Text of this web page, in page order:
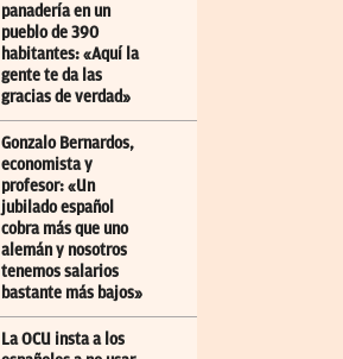
panadería en un
pueblo de 390
habitantes: «Aquí la
gente te da las
gracias de verdad»
Gonzalo Bernardos,
economista y
profesor: «Un
jubilado español
cobra más que uno
alemán y nosotros
tenemos salarios
bastante más bajos»
La OCU insta a los